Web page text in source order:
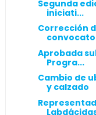
Segunda
iniciati...
Corrección
Aprobada
Progra...
Cambio de
y calzado